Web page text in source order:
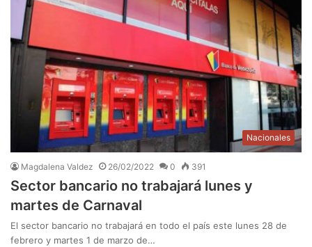
Nacionales
Magdalena Valdez 26/02/2022 0 391
Sector bancario no trabajará lunes y
martes de Carnaval
El sector bancario no trabajará en todo el país este lunes 28 de
febrero y martes 1 de marzo de…